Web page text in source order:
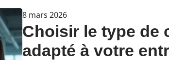
8 mars 2026
Choisir le type de
adapté à votre